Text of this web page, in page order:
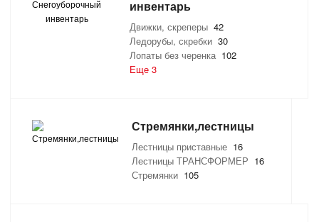
инвентарь
Движки, скреперы 42
Ледорубы, скребки 30
Лопаты без черенка 102
Еще 3
Стремянки,лестницы
Лестницы приставные 16
Лестницы ТРАНСФОРМЕР 16
Стремянки 105